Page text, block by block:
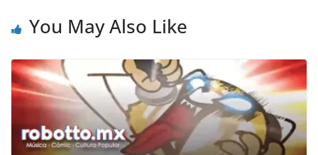
You May Also Like